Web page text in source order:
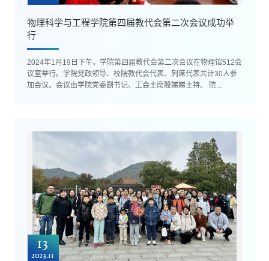
物理科学与工程学院第四届教代会第二次会议成功举
行
2024年1月19日下午，学院第四届教代会第二次会议在物理馆512会
议室举行。学院党政领导、校院教代会代表、列席代表共计30人参
加会议。会议由学院党委副书记、工会主席殷娣娣主持。 院...
13
2023.11